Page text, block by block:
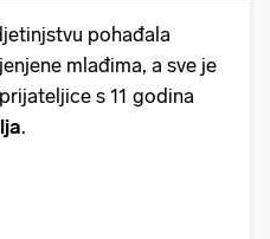
pohađala
mlađima, a sve je
s 11 godina
.